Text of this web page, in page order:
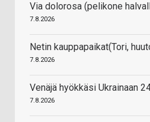
Via dolorosa (pelikone
7.8.2026
Netin kauppapaikat(Tori,
7.8.2026
Venäjä hyökkäsi Ukrainaan
7.8.2026